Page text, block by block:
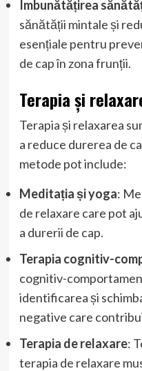
Îmbunătățirea
sănătății mintale și
esențiale pentru
de cap în zona frunții.
Terapia și
Terapia și relaxarea
a reduce durerea de
metode pot include:
Meditația și yoga:
de relaxare care pot
a durerii de cap.
Terapia cognitiv-
cognitiv-
identificarea și
negative care
Terapia de relaxare:
terapia de relaxare